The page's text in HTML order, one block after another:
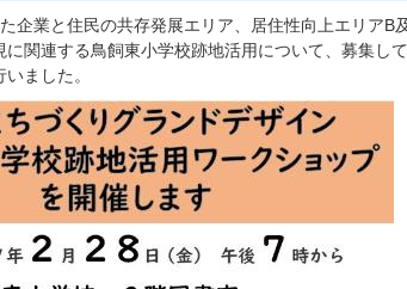
企業と住民の共存発展エリア、居住性向上エリアB
に関連する鳥飼東小学校跡地活用について、募集し
ました。